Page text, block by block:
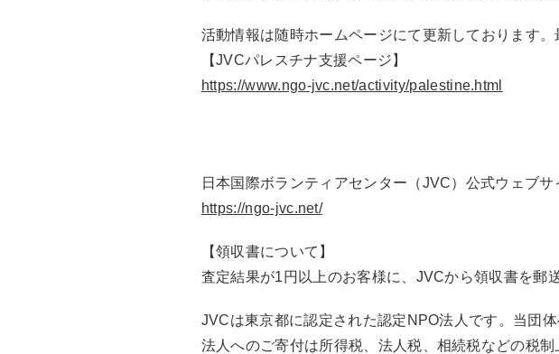
活動情報は随時ホームページにて更新しております
【JVCパレスチナ支援ページ】
https://www.ngo-jvc.net/activity/palestine.html
日本国際ボランティアセンター（JVC）公式ウェブサ
https://ngo-jvc.net/
【領収書について】
査定結果が1円以上のお客様に、JVCから領収書を郵
JVCは東京都に認定された認定NPO法人です。当団
法人へのご寄付は所得税、法人税、相続税などの税